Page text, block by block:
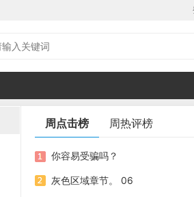
周点击榜 周热评榜
你容易受骗吗？
灰色区域章节。 06